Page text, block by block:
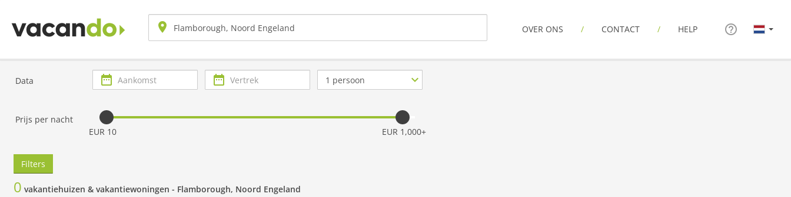
OVER ONS CONTACT HELP
Data Aankomst Vertrek
Aantal
personen
Prijs per nacht
EUR 10
EUR 1,000+
Filters
0 vakantiehuizen & vakantiewoningen - Flamborough, Noord Engeland